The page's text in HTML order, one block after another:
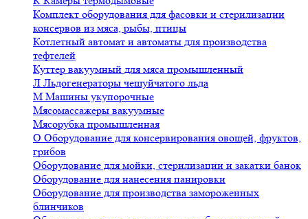
Комплект оборудования для фасовки и стерилизации
консервов из мяса, рыбы, птицы
Котлетный автомат и автоматы для производства
тефтелей
Куттер вакуумный для мяса промышленный
Л Льдогенераторы чешуйчатого льда
М Машины укупорочные
Мясомассажеры вакуумные
Мясорубка промышленная
О Оборудование для консервирования овощей, фруктов,
грибов
Оборудование для мойки, стерилизации и закатки банок
Оборудование для нанесения панировки
Оборудование для производства замороженных
блинчиков